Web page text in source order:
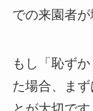
での来園者が
もし「恥ず
た場合、ま